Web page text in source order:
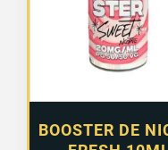
BOOSTER DE